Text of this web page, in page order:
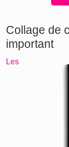
Collage de
important
Les